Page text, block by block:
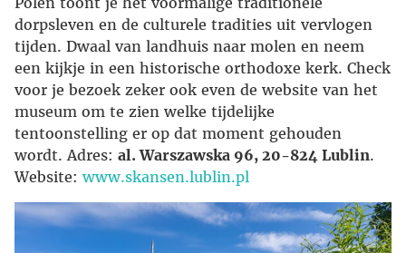
dorpsleven en de culturele tradities uit vervlogen
tijden. Dwaal van landhuis naar molen en neem
een kijkje in een historische orthodoxe kerk. Check
voor je bezoek zeker ook even de website van het
museum om te zien welke tijdelijke
tentoonstelling er op dat moment gehouden
wordt. Adres: al. Warszawska 96, 20-824 Lublin.
Website: www.skansen.lublin.pl